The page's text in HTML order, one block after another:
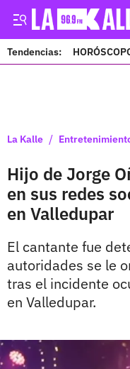
Tendencias:
La Kalle /
Hijo de Jorge
en sus redes
en Valledupar
El cantante fue
autoridades se le
tras el incidente
en Valledupar.